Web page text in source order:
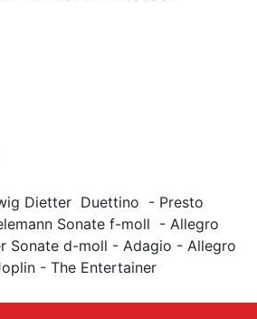
Dietter Duettino - Presto
Sonate f-moll - Allegro
Sonate d-moll - Adagio - Allegro
- The Entertainer